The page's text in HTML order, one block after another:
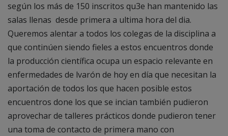
según los más de 150 inscritos qu3e han mantenido las
salas llenas desde primera a ultima hora del dia.
Queremos alentar a todos los colegas de la disciplina a
que continúen siendo fieles a estos encuentros donde
la producción científica ocupa un espacio relevante en
enfermedades de lvarón de hoy en día que necesitan la
aportación de todos los que hacen posible estos
encuentros done los que se incian también pudieron
aprovechar de talleres prácticos donde pudieron tener
una toma de contacto de primera mano con